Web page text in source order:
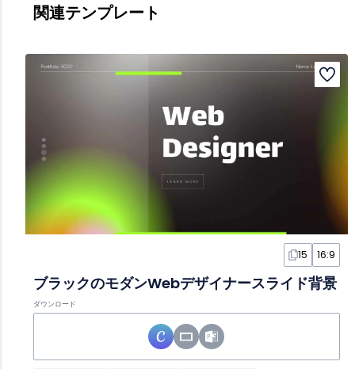
関連テンプレート
15 16:9
ブラックのモダンWebデザイナースライド背景
ダウンロード